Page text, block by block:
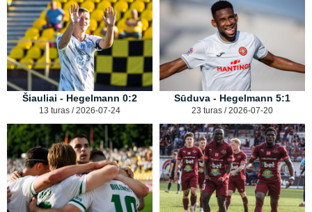
Šiauliai - Hegelmann 0:2
13 turas / 2026-07-24
Sūduva - Hegelmann 5:1
23 turas / 2026-07-20